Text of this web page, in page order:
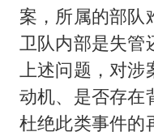
案，所属的部队
卫队内部是失管
上述问题，对
动机、是否存在
杜绝此类事件的